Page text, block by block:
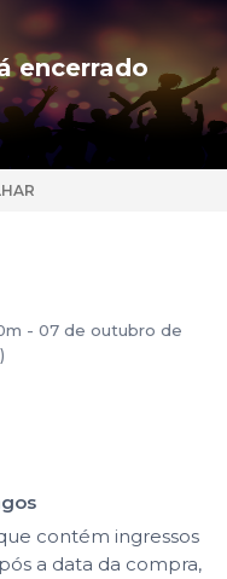
encerrado
- 07 de outubro de
contém ingressos
a data da compra,